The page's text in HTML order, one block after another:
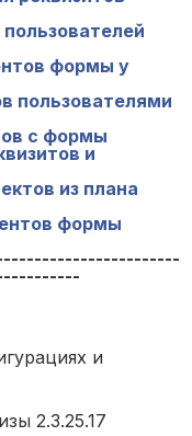
формы у
пользователями
с формы
и
из плана
формы
и
2.3.25.17